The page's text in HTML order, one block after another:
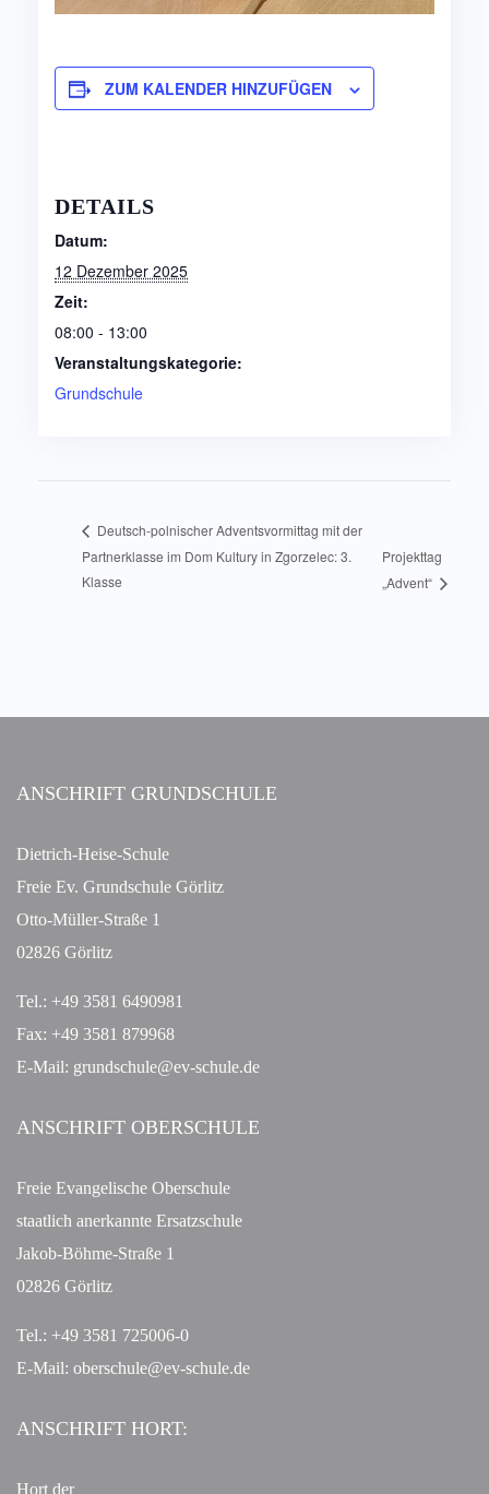
ZUM KALENDER HINZUFÜGEN
DETAILS
Datum:
12 Dezember 2025
Zeit:
08:00 - 13:00
Veranstaltungskategorie:
Grundschule
Deutsch-polnischer Adventsvormittag mit der
Partnerklasse im Dom Kultury in Zgorzelec: 3.
Klasse
Projekttag
„Advent“
ANSCHRIFT GRUNDSCHULE
Dietrich-Heise-Schule
Freie Ev. Grundschule Görlitz
Otto-Müller-Straße 1
02826 Görlitz
Tel.: +49 3581 6490981
Fax: +49 3581 879968
E-Mail: grundschule@ev-schule.de
ANSCHRIFT OBERSCHULE
Freie Evangelische Oberschule
staatlich anerkannte Ersatzschule
Jakob-Böhme-Straße 1
02826 Görlitz
Tel.: +49 3581 725006-0
E-Mail: oberschule@ev-schule.de
ANSCHRIFT HORT:
Hort der